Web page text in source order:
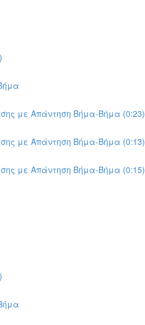
με Απάντηση Βήμα-Βήμα (0:23)
με Απάντηση Βήμα-Βήμα (0:13)
με Απάντηση Βήμα-Βήμα (0:15)